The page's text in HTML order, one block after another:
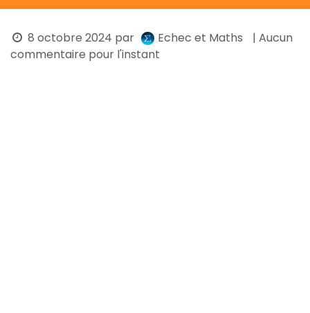
8 octobre 2024 par Echec et Maths
| Aucun
commentaire pour l'instant